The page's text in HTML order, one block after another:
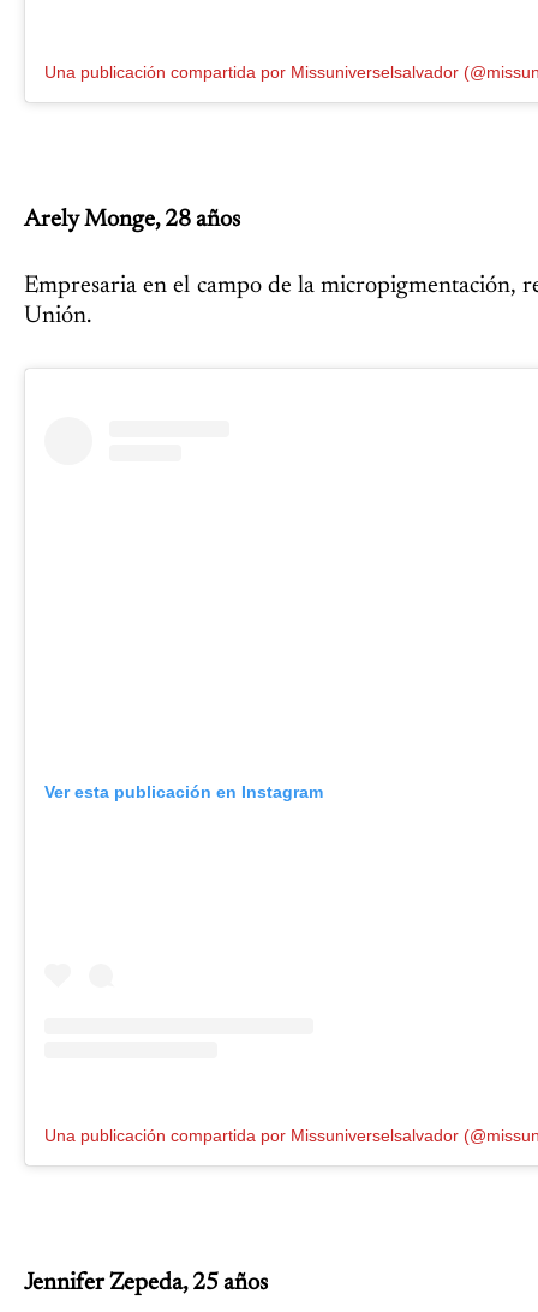
Arely Monge, 28 años
Empresaria en el campo de la micropigmentación,
Unión.
Ver esta publicación en Instagram
Jennifer Zepeda, 25 años